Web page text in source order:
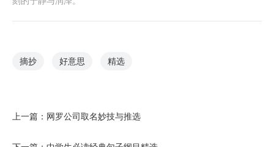
摘抄 好意思 精选
上一篇： 网罗公司取名妙技与推选